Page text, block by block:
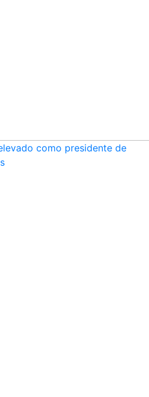
como presidente de